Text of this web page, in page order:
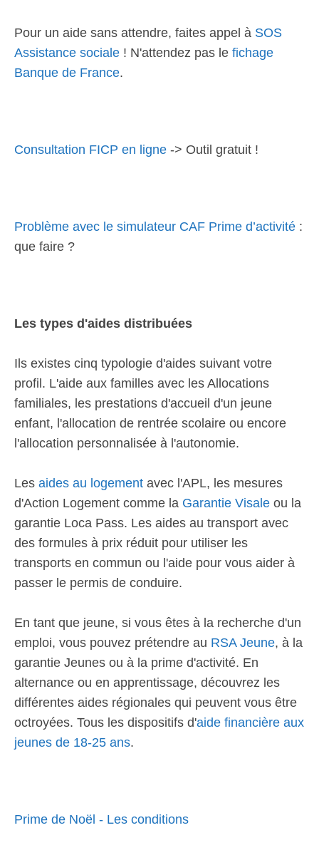
Pour un aide sans attendre, faites appel à SOS
Assistance sociale ! N'attendez pas le fichage
Banque de France.
Consultation FICP en ligne -> Outil gratuit !
Problème avec le simulateur CAF Prime d’activité :
que faire ?
Les types d'aides distribuées
Ils existes cinq typologie d'aides suivant votre
profil. L'aide aux familles avec les Allocations
familiales, les prestations d'accueil d'un jeune
enfant, l'allocation de rentrée scolaire ou encore
l'allocation personnalisée à l'autonomie.
Les aides au logement avec l'APL, les mesures
d'Action Logement comme la Garantie Visale ou la
garantie Loca Pass. Les aides au transport avec
des formules à prix réduit pour utiliser les
transports en commun ou l'aide pour vous aider à
passer le permis de conduire.
En tant que jeune, si vous êtes à la recherche d'un
emploi, vous pouvez prétendre au RSA Jeune, à la
garantie Jeunes ou à la prime d'activité. En
alternance ou en apprentissage, découvrez les
différentes aides régionales qui peuvent vous être
octroyées. Tous les dispositifs d'aide financière aux
jeunes de 18-25 ans.
Prime de Noël - Les conditions